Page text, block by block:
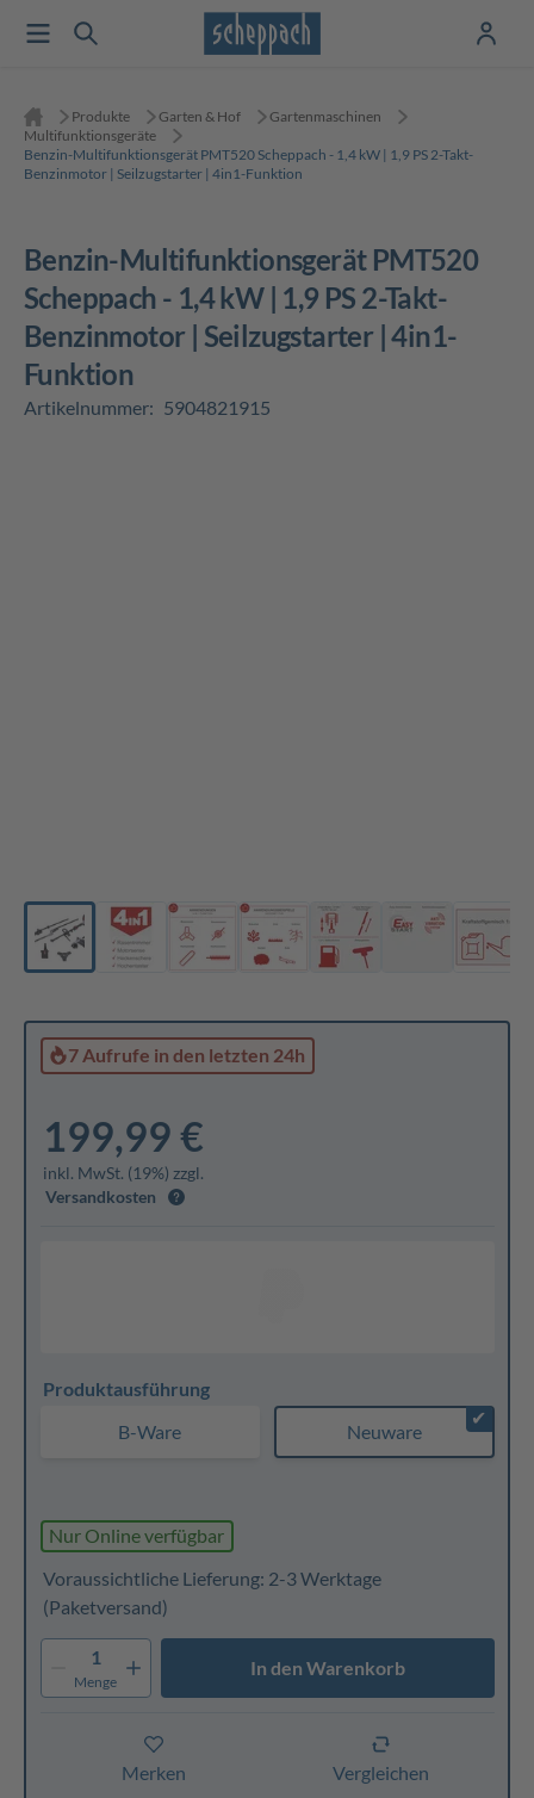
Produkte Garten & Hof
Gartenmaschinen
Multifunktionsgeräte
Benzin-Multifunktionsgerät PMT520 Scheppach - 1,4 kW | 1,9 PS 2-Takt-
Benzinmotor | Seilzugstarter | 4in1-Funktion
Benzin-Multifunktionsgerät PMT520
Scheppach - 1,4 kW | 1,9 PS 2-Takt-
Benzinmotor | Seilzugstarter | 4in1-
Funktion
Artikelnummer: 5904821915
7 Aufrufe in den letzten 24h
199,99 €
inkl. MwSt. (19%) zzgl.
Versandkosten
Produktausführung
B-Ware
✔
Neuware
Nur Online verfügbar
Voraussichtliche Lieferung: 2-3 Werktage
(Paketversand)
1
Menge
In den Warenkorb
Merken Vergleichen